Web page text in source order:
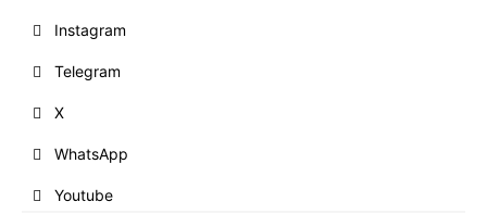
Instagram
Telegram
X
WhatsApp
Youtube